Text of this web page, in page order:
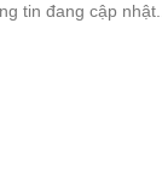
tin đang cập nhật...